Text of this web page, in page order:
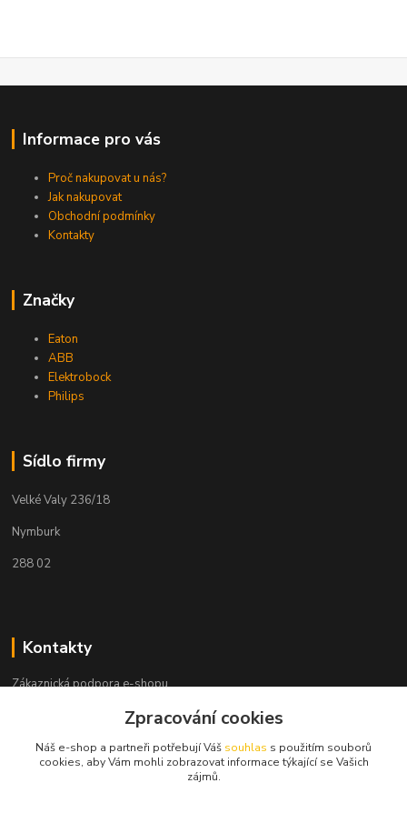
Informace pro vás
Proč nakupovat u nás?
Jak nakupovat
Obchodní podmínky
Kontakty
Značky
Eaton
ABB
Elektrobock
Philips
Sídlo firmy
Velké Valy 236/18
Nymburk
288 02
Kontakty
Zákaznická podpora e-shopu
info@elektronymburk.cz
Zpracování cookies
Náš e-shop a partneři potřebují Váš souhlas s použitím souborů
cookies, aby Vám mohli zobrazovat informace týkající se Vašich
zájmů.